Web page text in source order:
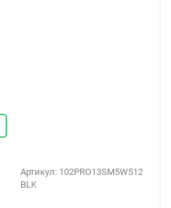
Артикул: 102PRO13SM5W512
BLK